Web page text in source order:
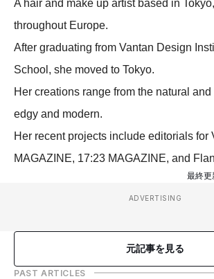
A hair and make up artist based in
throughout Europe.
After graduating from Vantan Design
School, she moved to Tokyo.
Her creations range from the natural
edgy and modern.
Her recent projects include editorials for
MAGAZINE, 17:23 MAGAZINE, and
最終更
ADVERTISING
元記事を見る
PAST ARTICLES